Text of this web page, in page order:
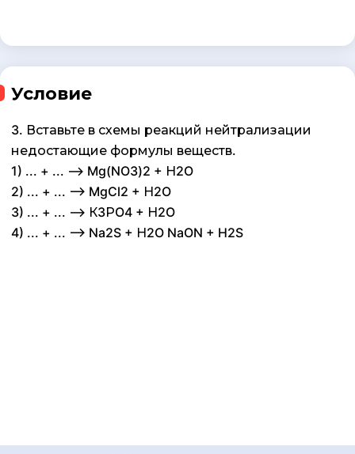
Условие
3. Вставьте в схемы реакций нейтрализации
недостающие формулы веществ.
1) ... + ... —> Mg(NO3)2 + Н2O
2) ... + ... —> MgCl2 + Н2O
3) ... + ... —> К3РO4 + Н2O
4) ... + ... —> Na2S + Н2O NaON + H2S